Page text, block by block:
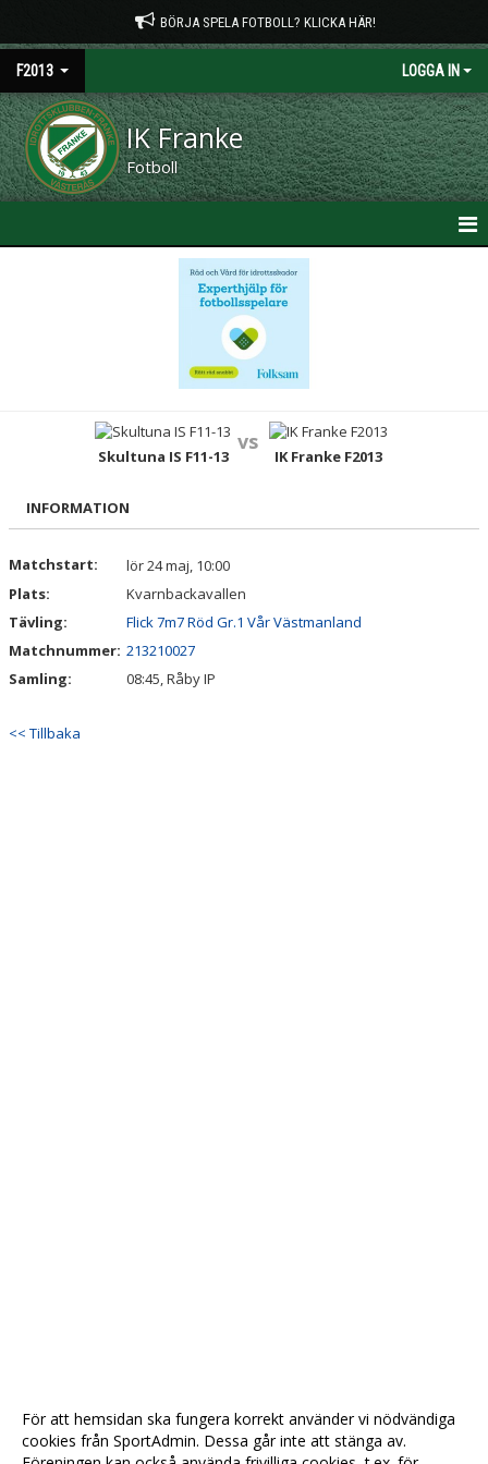
BÖRJA SPELA FOTBOLL? KLICKA HÄR!
F2013 LOGGA IN
IK Franke
Fotboll
BILDGALLERI
KONTAKT
Skultuna IS F11-13
vs
IK Franke F2013
INFORMATION
Matchstart:
lör 24 maj, 10:00
Plats:
Kvarnbackavallen
Tävling:
Flick 7m7 Röd Gr.1 Vår Västmanland
Matchnummer: 213210027
Samling:
08:45, Råby IP
<< Tillbaka
För att hemsidan ska fungera korrekt använder vi nödvändiga
cookies från SportAdmin. Dessa går inte att stänga av.